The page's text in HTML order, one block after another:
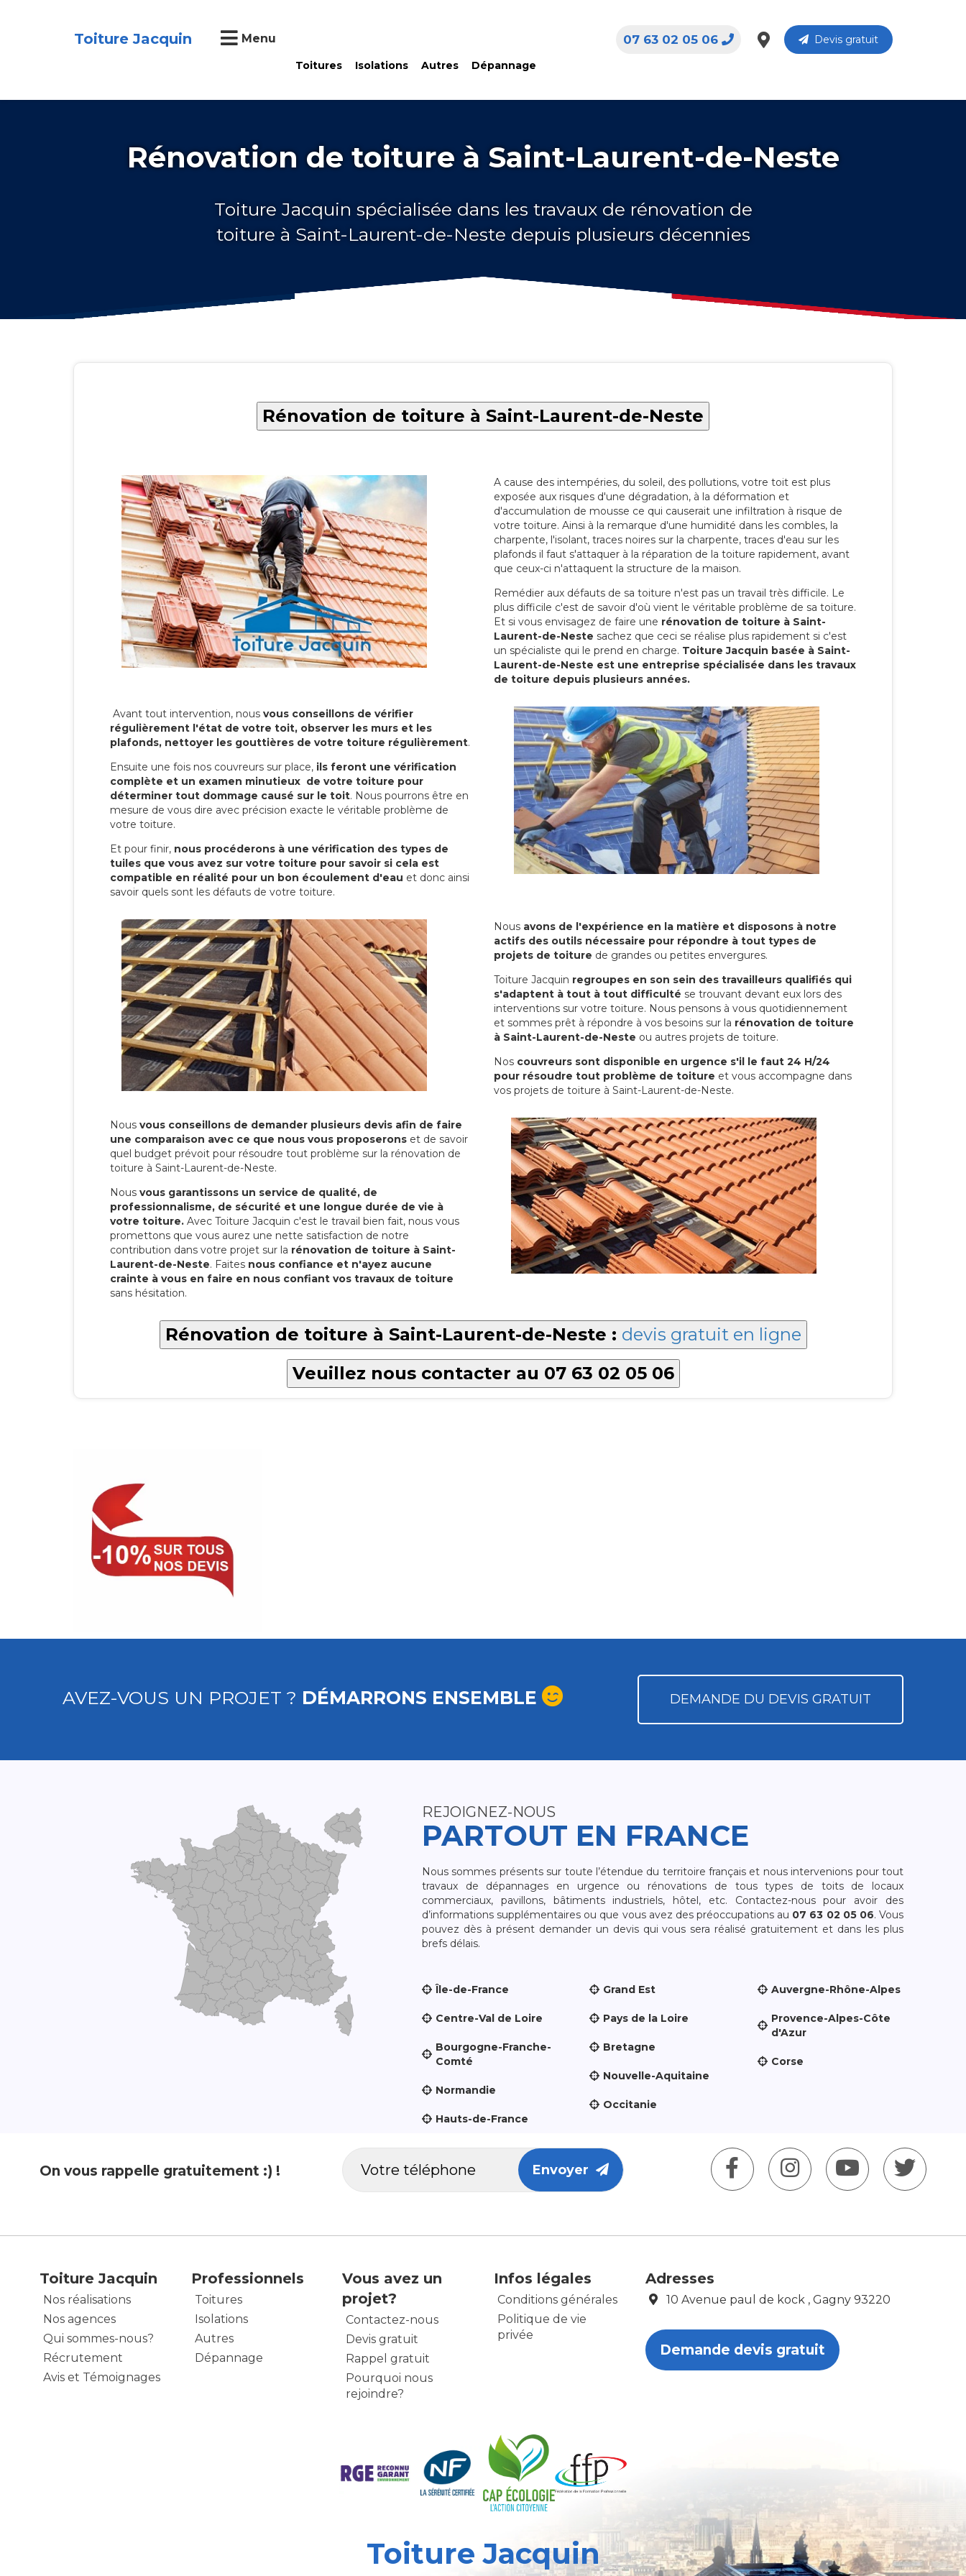
Toiture Jacquin Menu
Toitures Isolations Autres Dépannage
Devis gratuit
07 63 02 05 06
Rénovation de toiture à Saint-Laurent-de-Neste
Toiture Jacquin spécialisée dans les travaux de rénovation de
toiture à Saint-Laurent-de-Neste depuis plusieurs décennies
Rénovation de toiture à Saint-Laurent-de-Neste
A cause des intempéries, du soleil, des pollutions, votre toit est plus
exposée aux risques d'une dégradation, à la déformation et
d'accumulation de mousse ce qui causerait une infiltration à risque de
votre toiture. Ainsi à la remarque d'une humidité dans les combles, la
charpente, l'isolant, traces noires sur la charpente, traces d'eau sur les
plafonds il faut s'attaquer à la réparation de la toiture rapidement, avant
que ceux-ci n'attaquent la structure de la maison.
Remédier aux défauts de sa toiture n'est pas un travail très difficile. Le
plus difficile c'est de savoir d'où vient le véritable problème de sa toiture.
Et si vous envisagez de faire une rénovation de toiture à Saint-
Laurent-de-Neste sachez que ceci se réalise plus rapidement si c'est
un spécialiste qui le prend en charge. Toiture Jacquin basée à Saint-
Laurent-de-Neste est une entreprise spécialisée dans les travaux
de toiture depuis plusieurs années.
Avant tout intervention, nous vous conseillons de vérifier
régulièrement l'état de votre toit, observer les murs et les
plafonds, nettoyer les gouttières de votre toiture régulièrement.
Ensuite une fois nos couvreurs sur place, ils feront une vérification
complète et un examen minutieux de votre toiture pour
déterminer tout dommage causé sur le toit. Nous pourrons être en
mesure de vous dire avec précision exacte le véritable problème de
votre toiture.
Et pour finir, nous procéderons à une vérification des types de
tuiles que vous avez sur votre toiture pour savoir si cela est
compatible en réalité pour un bon écoulement d'eau et donc ainsi
savoir quels sont les défauts de votre toiture.
Nous avons de l'expérience en la matière et disposons à notre
actifs des outils nécessaire pour répondre à tout types de
projets de toiture de grandes ou petites envergures.
Toiture Jacquin regroupes en son sein des travailleurs qualifiés qui
s'adaptent à tout à tout difficulté se trouvant devant eux lors des
interventions sur votre toiture. Nous pensons à vous quotidiennement
et sommes prêt à répondre à vos besoins sur la rénovation de toiture
à Saint-Laurent-de-Neste ou autres projets de toiture.
Nos couvreurs sont disponible en urgence s'il le faut 24 H/24
pour résoudre tout problème de toiture et vous accompagne dans
vos projets de toiture à Saint-Laurent-de-Neste.
Nous vous conseillons de demander plusieurs devis afin de faire
une comparaison avec ce que nous vous proposerons et de savoir
quel budget prévoit pour résoudre tout problème sur la rénovation de
toiture à Saint-Laurent-de-Neste.
Nous vous garantissons un service de qualité, de
professionnalisme, de sécurité et une longue durée de vie à
votre toiture. Avec Toiture Jacquin c'est le travail bien fait, nous vous
promettons que vous aurez une nette satisfaction de notre
contribution dans votre projet sur la rénovation de toiture à Saint-
Laurent-de-Neste. Faites nous confiance et n'ayez aucune
crainte à vous en faire en nous confiant vos travaux de toiture
sans hésitation.
Rénovation de toiture à Saint-Laurent-de-Neste : devis gratuit en ligne
Veuillez nous contacter au 07 63 02 05 06
AVEZ-VOUS UN PROJET ? DÉMARRONS ENSEMBLE DEMANDE DU DEVIS GRATUIT
REJOIGNEZ-NOUS
PARTOUT EN FRANCE
Nous sommes présents sur toute l’étendue du territoire français et nous intervenions pour tout
travaux de dépannages en urgence ou rénovations de tous types de toits de locaux
commerciaux, pavillons, bâtiments industriels, hôtel, etc. Contactez-nous pour avoir des
d’informations supplémentaires ou que vous avez des préoccupations au 07 63 02 05 06. Vous
pouvez dès à présent demander un devis qui vous sera réalisé gratuitement et dans les plus
brefs délais.
Île-de-France
Centre-Val de Loire
Bourgogne-Franche-
Comté
Normandie
Hauts-de-France
Grand Est
Pays de la Loire
Bretagne
Nouvelle-Aquitaine
Occitanie
Auvergne-Rhône-Alpes
Provence-Alpes-Côte
d'Azur
Corse
On vous rappelle gratuitement :) ! Envoyer
Toiture Jacquin
Nos réalisations
Nos agences
Qui sommes-nous?
Récrutement
Avis et Témoignages
Professionnels
Toitures
Isolations
Autres
Dépannage
Vous avez un
projet?
Contactez-nous
Devis gratuit
Rappel gratuit
Pourquoi nous
rejoindre?
Infos légales
Conditions générales
Politique de vie
privée
Adresses
10 Avenue paul de kock , Gagny 93220
Demande devis gratuit
Toiture Jacquin